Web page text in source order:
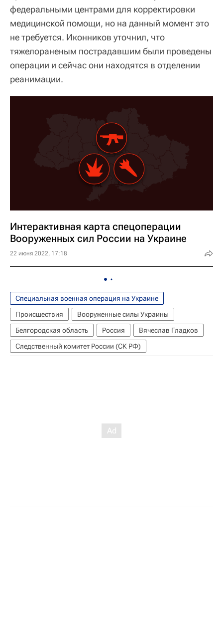
федеральными центрами для корректировки
медицинской помощи, но на данный момент это
не требуется. Иконников уточнил, что
тяжелораненым пострадавшим были проведены
операции и сейчас они находятся в отделении
реанимации.
Интерактивная карта спецоперации
Вооруженных сил России на Украине
22 июня 2022, 17:18
Специальная военная операция на Украине
Происшествия
Вооруженные силы Украины
Белгородская область
Россия
Вячеслав Гладков
Следственный комитет России (СК РФ)